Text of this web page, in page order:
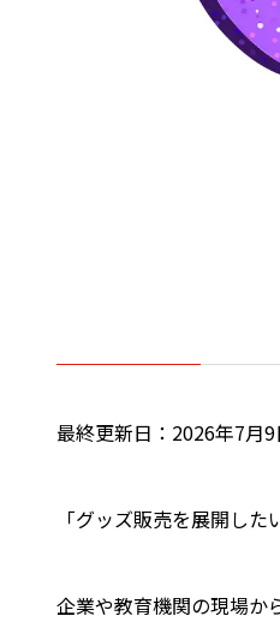
最終更新日：2026年7月9
「グッズ販売を展開し
企業や教育機関の現場か